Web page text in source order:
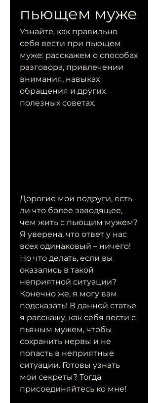
пьющем муже
Узнайте, как правильно
себя вести при пьющем
муже: расскажем о способах
разговора, привлечении
внимания, навыках
обращения и других
полезных советах.
Дорогие мои подруги, есть
ли что более заводящее,
чем жить с пьющим мужем?
Я уверена, что ответ у нас
всех одинаковый – ничего!
Но что делать, если вы
оказались в такой
неприятной ситуации?
Конечно же, я могу вам
подсказать! В данной статье
я расскажу, как себя вести с
пьяным мужем, чтобы
сохранить нервы и не
попасть в неприятные
ситуации. Готовы узнать
мои секреты? Тогда
присоединяйтесь ко мне!